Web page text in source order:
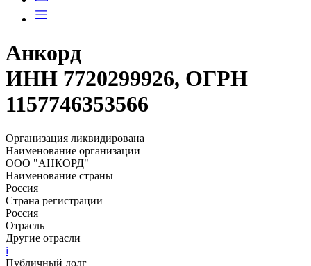
Анкорд
ИНН 7720299926, ОГРН
1157746353566
Организация ликвидирована
Наименование организации
ООО "АНКОРД"
Наименование страны
Россия
Страна регистрации
Россия
Отрасль
Другие отрасли
i
Публичный долг